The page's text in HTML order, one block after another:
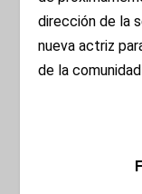
dirección de la
nueva actriz
de la